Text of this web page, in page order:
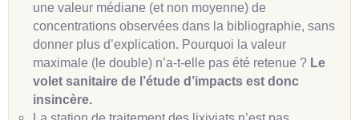
une valeur médiane (et non moyenne) de
concentrations observées dans la bibliographie, sans
donner plus d’explication. Pourquoi la valeur
maximale (le double) n’a-t-elle pas été retenue ? Le
volet sanitaire de l’étude d’impacts est donc
insincère.